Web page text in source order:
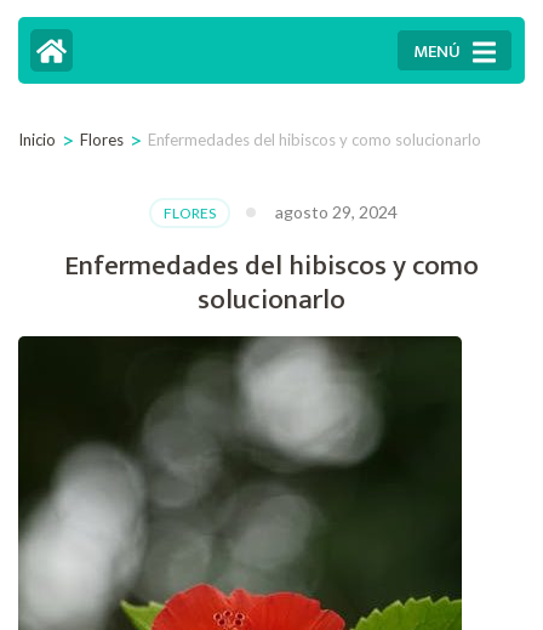
Intro)
MENÚ
Inicio > Flores > Enfermedades del hibiscos y como solucionarlo
FLORES agosto 29, 2024
Enfermedades del hibiscos y como
solucionarlo